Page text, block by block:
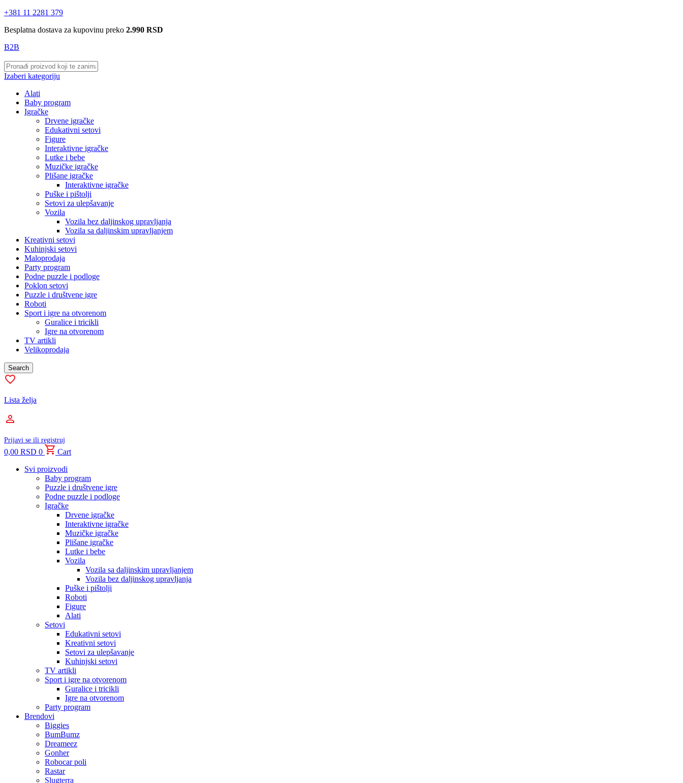
+381 11 2281 379
Besplatna dostava za kupovinu preko 2.990 RSD
B2B
Izaberi kategoriju
Alati
Baby program
Igračke
Drvene igračke
Edukativni setovi
Figure
Interaktivne igračke
Lutke i bebe
Muzičke igračke
Plišane igračke
Interaktivne igračke
Puške i pištolji
Setovi za ulepšavanje
Vozila
Vozila bez daljinskog upravljanja
Vozila sa daljinskim upravljanjem
Kreativni setovi
Kuhinjski setovi
Maloprodaja
Party program
Podne puzzle i podloge
Poklon setovi
Puzzle i društvene igre
Roboti
Sport i igre na otvorenom
Guralice i tricikli
Igre na otvorenom
TV artikli
Velikoprodaja
Search
Lista želja
Prijavi se ili registruj
0,00 RSD 0
Cart
Svi proizvodi
Baby program
Puzzle i društvene igre
Podne puzzle i podloge
Igračke
Drvene igračke
Interaktivne igračke
Muzičke igračke
Plišane igračke
Lutke i bebe
Vozila
Vozila sa daljinskim upravljanjem
Vozila bez daljinskog upravljanja
Puške i pištolji
Roboti
Figure
Alati
Setovi
Edukativni setovi
Kreativni setovi
Setovi za ulepšavanje
Kuhinjski setovi
TV artikli
Sport i igre na otvorenom
Guralice i tricikli
Igre na otvorenom
Party program
Brendovi
Biggies
BumBumz
Dreameez
Gonher
Robocar poli
Rastar
Slugterra